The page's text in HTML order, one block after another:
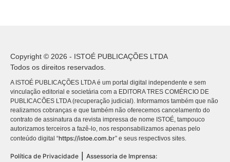
Copyright © 2026 - ISTOÉ PUBLICAÇÕES LTDA
Todos os direitos reservados.
A ISTOÉ PUBLICAÇÕES LTDA é um portal digital independente e sem
vinculação editorial e societária com a EDITORA TRES COMÉRCIO DE
PUBLICACÕES LTDA (recuperação judicial). Informamos também que não
realizamos cobranças e que também não oferecemos cancelamento do
contrato de assinatura da revista impressa de nome ISTOÉ, tampouco
autorizamos terceiros a fazê-lo, nos responsabilizamos apenas pelo
conteúdo digital “https://istoe.com.br” e seus respectivos sites.
Política de Privacidade
Assessoria de Imprensa: